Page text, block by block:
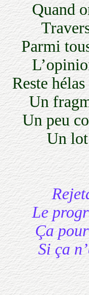
Quand on
Parmi tous
hélas
Un
Un peu
Un lot
Le
Ça
Si ça